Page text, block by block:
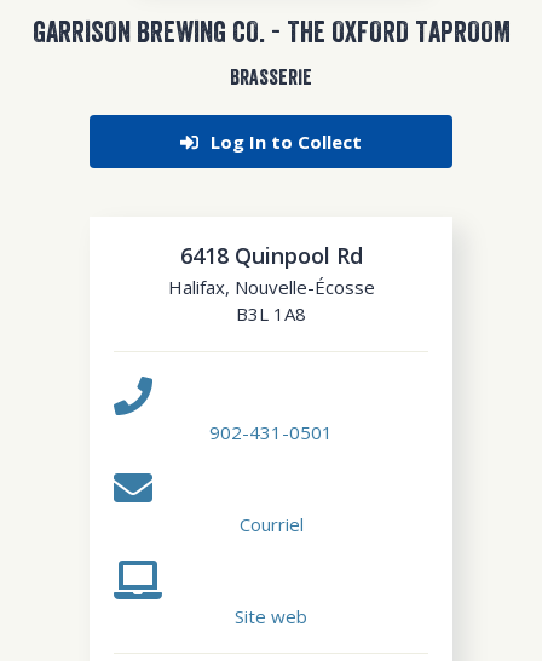
GARRISON BREWING CO. - THE OXFORD TAPROOM
BRASSERIE
Log In to Collect
6418 Quinpool Rd
Halifax, Nouvelle-Écosse
B3L 1A8
902-431-0501
Courriel
Site web